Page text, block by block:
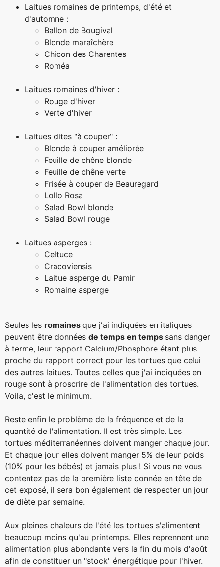
Laitues romaines de printemps, d'été et
d'automne :
Ballon de Bougival
Blonde maraîchère
Chicon des Charentes
Roméa
Laitues romaines d'hiver :
Rouge d'hiver
Verte d'hiver
Laitues dites "à couper" :
Blonde à couper améliorée
Feuille de chêne blonde
Feuille de chêne verte
Frisée à couper de Beauregard
Lollo Rosa
Salad Bowl blonde
Salad Bowl rouge
Laitues asperges :
Celtuce
Cracoviensis
Laitue asperge du Pamir
Romaine asperge
Seules les romaines que j'ai indiquées en italiques
peuvent être données de temps en temps sans danger
à terme, leur rapport Calcium/Phosphore étant plus
proche du rapport correct pour les tortues que celui
des autres laitues. Toutes celles que j'ai indiquées en
rouge sont à proscrire de l'alimentation des tortues.
Voila, c'est le minimum.
Reste enfin le problème de la fréquence et de la
quantité de l'alimentation. Il est très simple. Les
tortues méditerranéennes doivent manger chaque jour.
Et chaque jour elles doivent manger 5% de leur poids
(10% pour les bébés) et jamais plus ! Si vous ne vous
contentez pas de la première liste donnée en tête de
cet exposé, il sera bon également de respecter un jour
de diète par semaine.
Aux pleines chaleurs de l'été les tortues s'alimentent
beaucoup moins qu'au printemps. Elles reprennent une
alimentation plus abondante vers la fin du mois d'août
afin de constituer un "stock" énergétique pour l'hiver.